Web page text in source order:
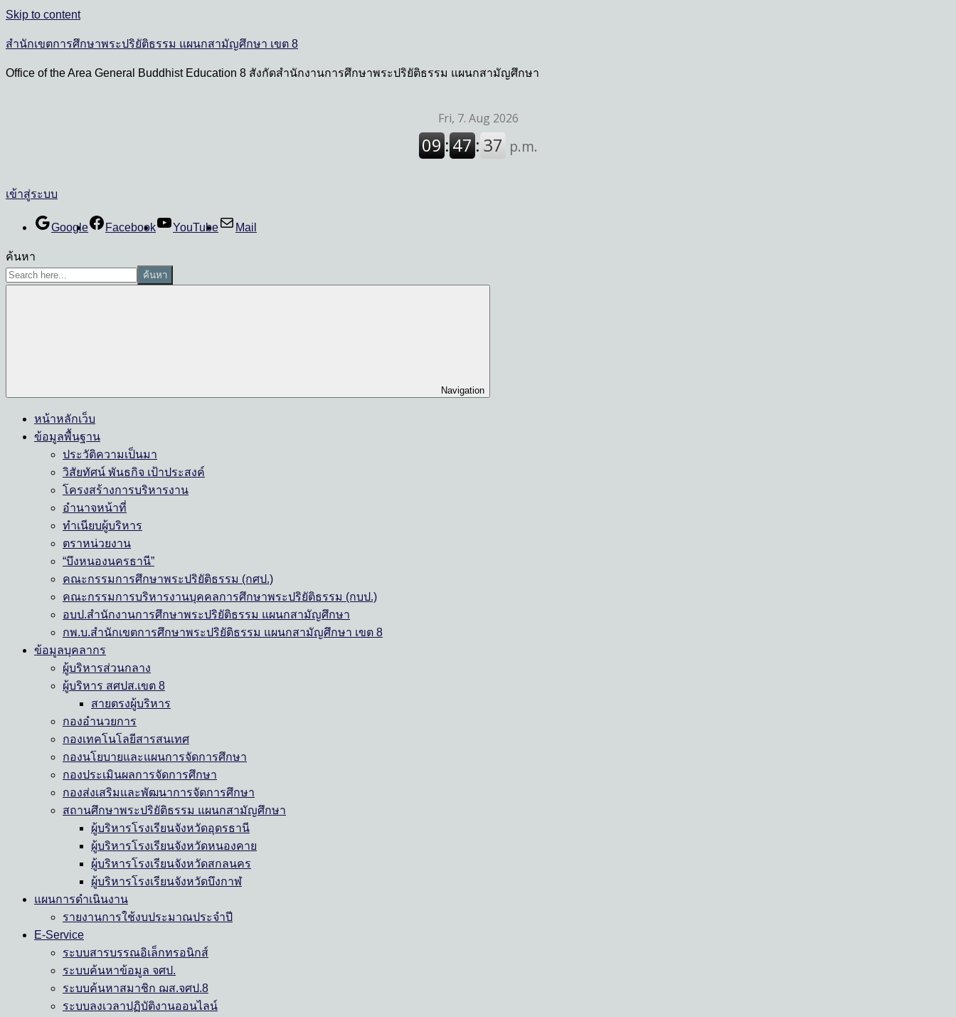
Skip to content
สำนักเขตการศึกษาพระปริยัติธรรม แผนกสามัญศึกษา เขต 8
Office of the Area General Buddhist Education 8 สังกัดสำนักงานการศึกษาพระปริยัติธรรม แผนกสามัญศึกษา
เข้าสู่ระบบ
Google Facebook YouTube Mail
ค้นหา
ค้นหา
Navigation
หน้าหลักเว็บ
ข้อมูลพื้นฐาน
ประวัติความเป็นมา
วิสัยทัศน์ พันธกิจ เป้าประสงค์
โครงสร้างการบริหารงาน
อำนาจหน้าที่
ทำเนียบผู้บริหาร
ตราหน่วยงาน
“บึงหนองนครธานี”
คณะกรรมการศึกษาพระปริยัติธรรม (กศป.)
คณะกรรมการบริหารงานบุคคลการศึกษาพระปริยัติธรรม (กบป.)
อบป.สำนักงานการศึกษาพระปริยัติธรรม แผนกสามัญศึกษา
กพ.บ.สำนักเขตการศึกษาพระปริยัติธรรม แผนกสามัญศึกษา เขต 8
ข้อมูลบุคลากร
ผู้บริหารส่วนกลาง
ผู้บริหาร สศปส.เขต 8
สายตรงผู้บริหาร
กองอำนวยการ
กองเทคโนโลยีสารสนเทศ
กองนโยบายและแผนการจัดการศึกษา
กองประเมินผลการจัดการศึกษา
กองส่งเสริมและพัฒนาการจัดการศึกษา
สถานศึกษาพระปริยัติธรรม แผนกสามัญศึกษา
ผู้บริหารโรงเรียนจังหวัดอุดรธานี
ผู้บริหารโรงเรียนจังหวัดหนองคาย
ผู้บริหารโรงเรียนจังหวัดสกลนคร
ผู้บริหารโรงเรียนจังหวัดบึงกาฬ
แผนการดำเนินงาน
รายงานการใช้งบประมาณประจำปี
E-Service
ระบบสารบรรณอิเล็กทรอนิกส์
ระบบค้นหาข้อมูล จศป.
ระบบค้นหาสมาชิก ฌส.จศป.8
ระบบลงเวลาปฏิบัติงานออนไลน์